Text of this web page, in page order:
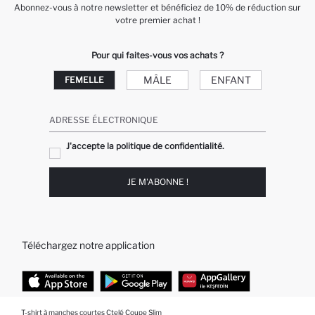
T-shirt à manches courtes Ctelé Coupe Slim
Abonnez-vous à notre newsletter et bénéficiez de 10% de réduction sur
votre premier achat !
Pour qui faites-vous vos achats ?
FEMELLE MÂLE ENFANT
ADRESSE ÉLECTRONIQUE
J'accepte la politique de confidentialité.
JE M'ABONNE !
Téléchargez notre application